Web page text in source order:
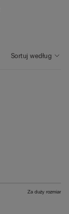
Sortuj według
Za duży rozmiar